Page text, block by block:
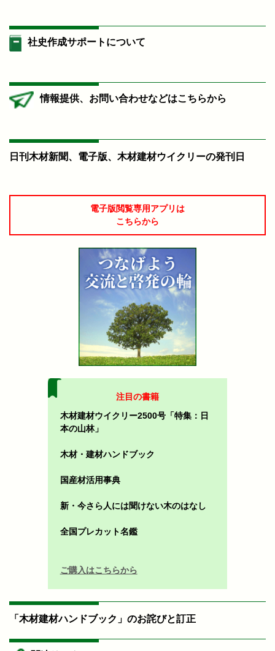
社史作成サポートについて
情報提供、お問い合わせなどはこちらから
日刊木材新聞、電子版、木材建材ウイクリーの発刊日
電子版閲覧専用アプリは
こちらから
注目の書籍
木材建材ウイクリー2500号「特集：日
本の山林」
木材・建材ハンドブック
国産材活用事典
新・今さら人には聞けない木のはなし
全国プレカット名鑑
ご購入はこちらから
「木材建材ハンドブック」のお詫びと訂正